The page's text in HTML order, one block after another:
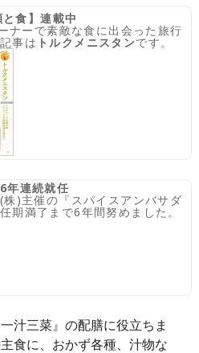
と食】連載中
ナーで素敵な食に出会った旅行
事は トルクメニスタンです。
年連続就任
)主催の『スパイスアンバサダ
期満了まで6年間努めました。
汁三菜』の配膳に役立ちま
食に、おかず各種、汁物な